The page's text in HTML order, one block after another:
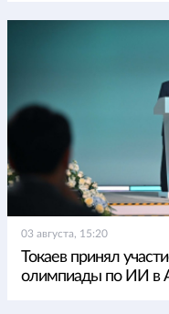
03 августа, 15:20
Токаев принял
олимпиады по ИИ в